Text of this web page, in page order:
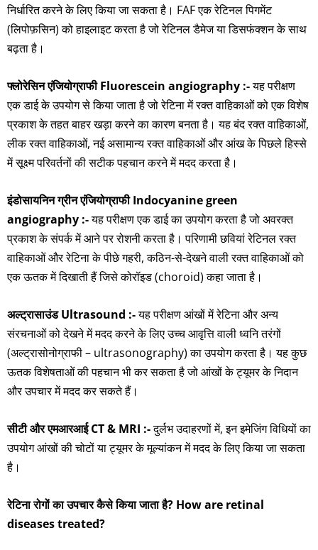
निर्धारित करने के लिए किया जा सकता है। FAF एक रेटिनल पिगमेंट
(लिपोफ़सिन) को हाइलाइट करता है जो रेटिनल डैमेज या डिसफंक्शन के साथ
बढ़ता है।
फ्लोरेसिन एंजियोग्राफी Fluorescein angiography :-यह परीक्षण
एक डाई के उपयोग से किया जाता है जो रेटिना में रक्त वाहिकाओं को एक विशेष
प्रकाश के तहत बाहर खड़ा करने का कारण बनता है। यह बंद रक्त वाहिकाओं,
लीक रक्त वाहिकाओं, नई असामान्य रक्त वाहिकाओं और आंख के पिछले हिस्से
में सूक्ष्म परिवर्तनों की सटीक पहचान करने में मदद करता है।
इंडोसायनिन ग्रीन एंजियोग्राफी Indocyanine green
angiography :-यह परीक्षण एक डाई का उपयोग करता है जो अवरक्त
प्रकाश के संपर्क में आने पर रोशनी करता है। परिणामी छवियां रेटिनल रक्त
वाहिकाओं और रेटिना के पीछे गहरी, कठिन-से-देखने वाली रक्त वाहिकाओं को
एक ऊतक में दिखाती हैं जिसे कोरॉइड (choroid) कहा जाता है।
अल्ट्रासाउंड Ultrasound :-यह परीक्षण आंखों में रेटिना और अन्य
संरचनाओं को देखने में मदद करने के लिए उच्च आवृत्ति वाली ध्वनि तरंगों
(अल्ट्रासोनोग्राफी – ultrasonography) का उपयोग करता है। यह कुछ
ऊतक विशेषताओं की पहचान भी कर सकता है जो आंखों के ट्यूमर के निदान
और उपचार में मदद कर सकते हैं।
सीटी और एमआरआई CT & MRI :-दुर्लभ उदाहरणों में, इन इमेजिंग विधियों का
उपयोग आंखों की चोटों या ट्यूमर के मूल्यांकन में मदद के लिए किया जा सकता
है।
रेटिना रोगों का उपचार कैसे किया जाता है? How are retinal
diseases treated?